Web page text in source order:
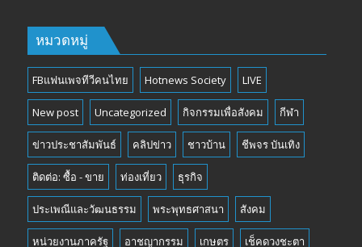
หมวดหมู่
FBแฟนเพจทีวีคนไทย Hotnews Society LIVE
New post Uncategorized กิจกรรมเพื่อสังคม กีฬา
ข่าวประชาสัมพันธ์ คลิปข่าว ชาวบ้าน ชีพจร บันเทิง
ติดต่อ: ซื้อ - ขาย ท่องเที่ยว ธุรกิจ
ประเพณีและวัฒนธรรม พระพุทธศาสนา สังคม
หน่วยงานภาครัฐ อาชญากรรม เกษตร เช็คดวงชะตา